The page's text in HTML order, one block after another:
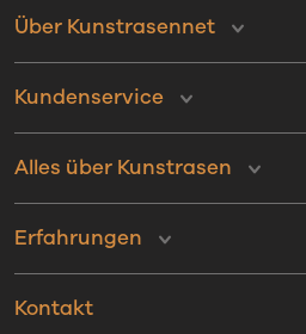
Über Kunstrasennet
Kundenservice
Alles über Kunstrasen
Erfahrungen
Kontakt